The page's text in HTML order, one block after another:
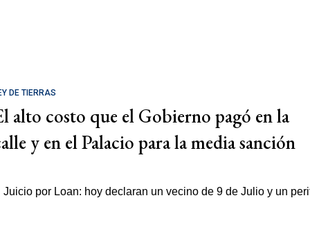
DE TIERRAS
alto costo que el Gobierno pagó en la
y en el Palacio para la media sanción